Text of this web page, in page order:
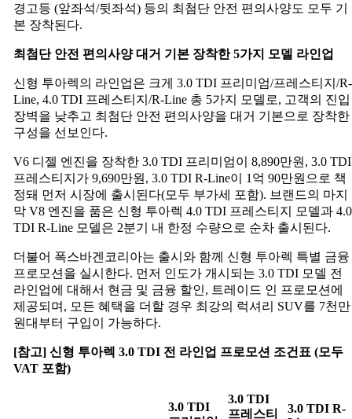
경고등 (앞좌석/뒷좌석) 등의 최첨단 안전 편의사양도 모두 기
본 장착된다.
최첨단 안전 편의사양 대거 기본 장착한5가지 모델 라인업
신형 투아렉의 라인업은 크게 3.0 TDI 프리미엄/프레스티지/R-
Line, 4.0 TDI 프레스티지/R-Line 총 5가지 모델로, 고객의 진입
장벽을 낮추고 최첨단 안전 편의사양을 대거 기본으로 장착한
구성을 선보인다.
V6 디젤 엔진을 장착한 3.0 TDI 프리미엄이 8,890만원, 3.0 TDI
프레스티지가 9,690만원, 3.0 TDI R-Line이 1억 90만원으로 책
정돼 먼저 시장에 출시된다(모두 부가세 포함). 브랜드의 마지
막 V8 엔진을 품은 신형 투아렉 4.0 TDI 프레스티지 모델과 4.0
TDI R-Line 모델은 2분기 내 한정 수량으로 순차 출시된다.
더불어 폭스바겐코리아는 출시와 함께 신형 투아렉 특별 금융
프로모션을 실시한다. 먼저 인도가 개시되는 3.0 TDI 모델 전
라인업에 대해서 현금 및 금융 할인, 트레이드 인 프로모션에
제공되며, 모든 혜택을 더할 경우 최강의 럭셔리 SUV를 7천만
원대부터 구입이 가능하다.
[참고] 신형 투아렉 3.0 TDI 전 라인업 프로모션 조건표(모두
VAT 포함)
3.0 TDI
3.0 TDI
프레스티
3.0 TDI R-